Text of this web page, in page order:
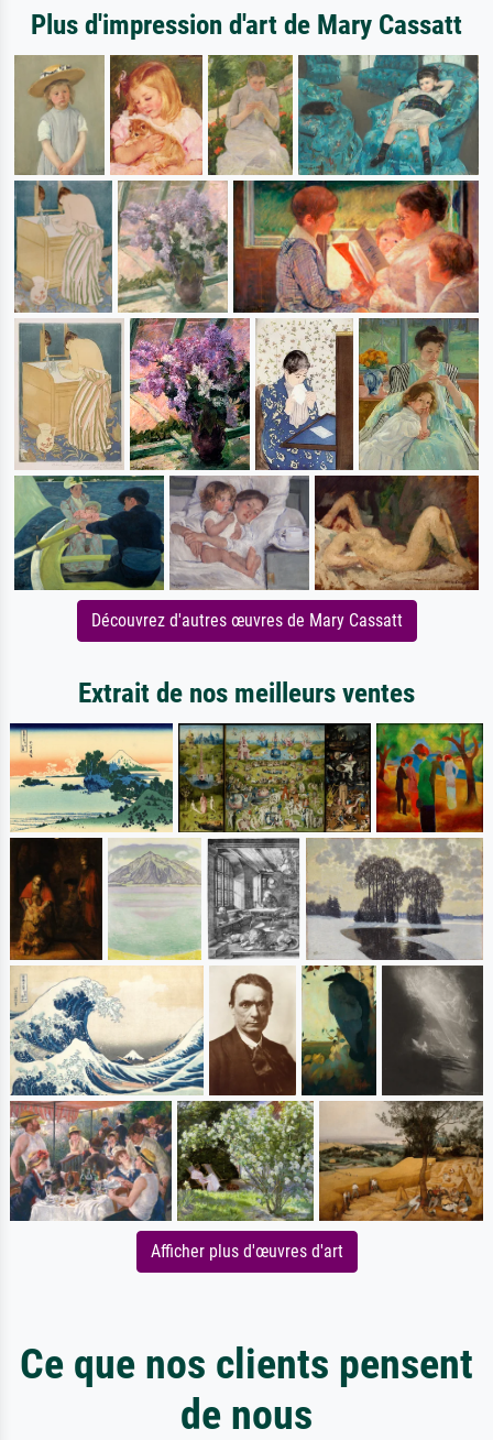
Plus d'impression d'art de Mary Cassatt
Découvrez d'autres œuvres de Mary Cassatt
Extrait de nos meilleurs ventes
Afficher plus d'œuvres d'art
Ce que nos clients pensent
de nous